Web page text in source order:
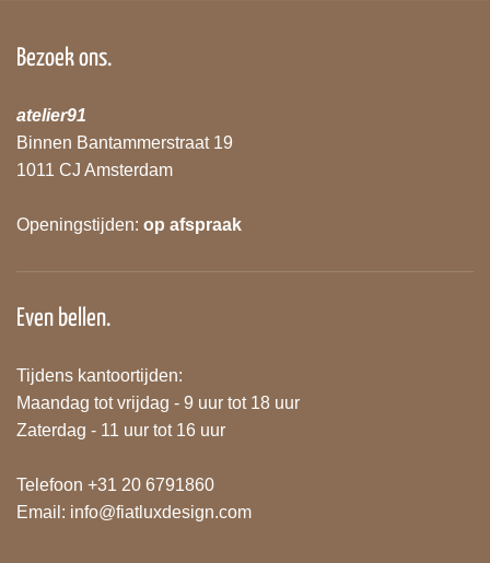
Bezoek ons.
atelier91
Binnen Bantammerstraat 19
1011 CJ Amsterdam
Openingstijden: op afspraak
Even bellen.
Tijdens kantoortijden:
Maandag tot vrijdag - 9 uur tot 18 uur
Zaterdag - 11 uur tot 16 uur
Telefoon +31 20 6791860
Email: info@fiatluxdesign.com